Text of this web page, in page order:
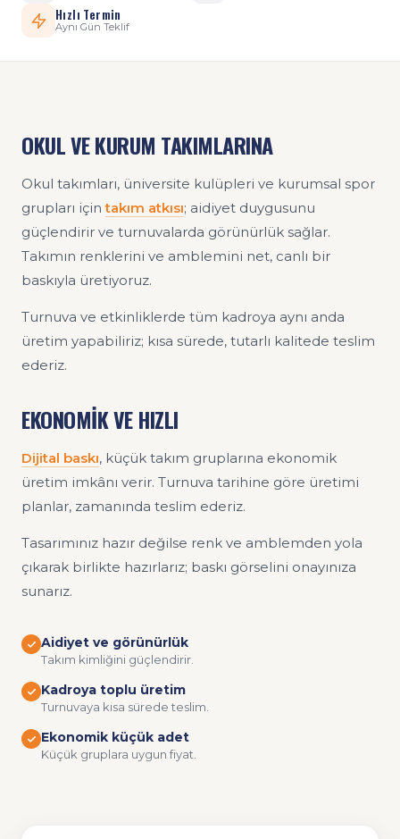
Hızlı Termin
Aynı Gün Teklif
OKUL VE KURUM TAKIMLARINA
Okul takımları, üniversite kulüpleri ve kurumsal spor
grupları içintakım atkısı; aidiyet duygusunu
güçlendirir ve turnuvalarda görünürlük sağlar.
Takımın renklerini ve amblemini net, canlı bir
baskıyla üretiyoruz.
Turnuva ve etkinliklerde tüm kadroya aynı anda
üretim yapabiliriz; kısa sürede, tutarlı kalitede teslim
ederiz.
EKONOMİK VE HIZLI
Dijital baskı, küçük takım gruplarına ekonomik
üretim imkânı verir. Turnuva tarihine göre üretimi
planlar, zamanında teslim ederiz.
Tasarımınız hazır değilse renk ve amblemden yola
çıkarak birlikte hazırlarız; baskı görselini onayınıza
sunarız.
Aidiyet ve görünürlük
Takım kimliğini güçlendirir.
Kadroya toplu üretim
Turnuvaya kısa sürede teslim.
Ekonomik küçük adet
Küçük gruplara uygun fiyat.